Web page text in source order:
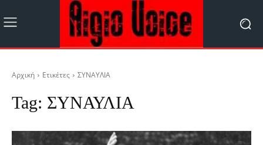
Αρχική Ετικέτες ΣΥΝΑΥΛΙΑ
Tag: ΣΥΝΑΥΛΙΑ